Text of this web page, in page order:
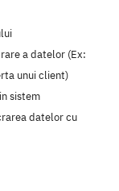
a datelor (Ex:
unui client)
sistem
datelor cu